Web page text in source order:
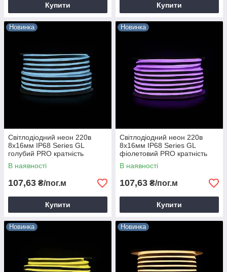
Купити Купити
Новинка
Світлодіодний неон 220в
8х16мм IP68 Series GL
голубий PRO кратність
різання 1м Prolum 160030
В наявності
107,63 ₴/пог.м
Купити
Новинка
Світлодіодний неон 220в
8х16мм IP68 Series GL
фіолетовий PRO кратність
різання 1м Prolum 160032
В наявності
107,63 ₴/пог.м
Купити
Новинка Новинка